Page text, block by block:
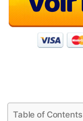
Table of Contents